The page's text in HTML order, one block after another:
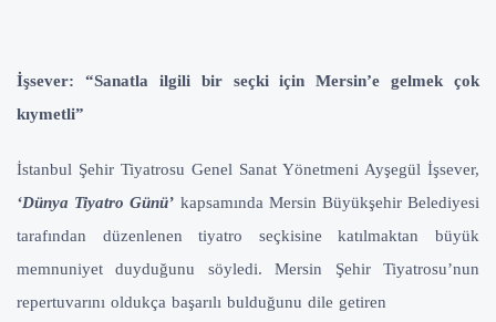
İşsever: “Sanatla ilgili bir seçki için Mersin’e gelmek çok
kıymetli”
İstanbul Şehir Tiyatrosu Genel Sanat Yönetmeni Ayşegül İşsever,
‘Dünya Tiyatro Günü’ kapsamında Mersin Büyükşehir Belediyesi
tarafından düzenlenen tiyatro seçkisine katılmaktan büyük
memnuniyet duyduğunu söyledi. Mersin Şehir Tiyatrosu’nun
repertuvarını oldukça başarılı bulduğunu dile getiren